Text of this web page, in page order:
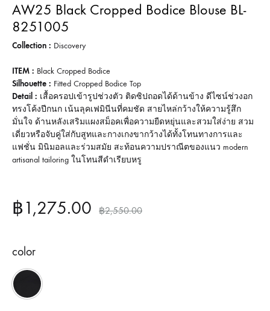
AW25 Black Cropped Bodice Blouse BL-
8251005
Collection : Discovery
ITEM : Black Cropped Bodice
Silhouette : Fitted Cropped Bodice Top
Detail : เสื้อครอปเข้ารูปช่วงตัว ติดซิปถอดได้ด้านข้าง ดีไซน์ช่วงอก
ทรงโค้งปีกนก เน้นลุคเฟมินีนที่คมชัด สายไหล่กว้างให้ความรู้สึก
มั่นใจ ด้านหลังเสริมแผงสม็อคเพื่อความยืดหยุ่นและสวมใส่ง่าย สวม
เดี่ยวหรือจับคู่ใส่กับสูทและกางเกงขากว้างได้ทั้งโทนทางการและ
แฟชั่น มินิมอลและร่วมสมัย สะท้อนความปราณีตของแนว modern
artisanal tailoring ในโทนสีดำเรียบหรู
฿1,275.00 ฿2,550.00
color
Black